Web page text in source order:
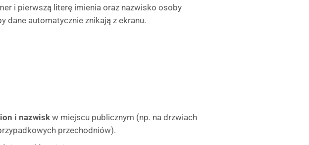
i pierwszą literę imienia oraz nazwisko osoby
dane automatycznie znikają z ekranu.
i nazwisk w miejscu publicznym (np. na drzwiach
przechodniów).